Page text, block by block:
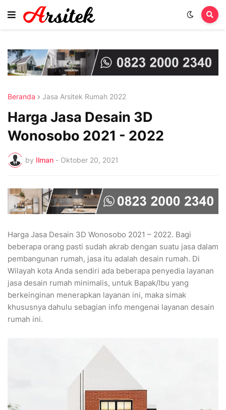
Beranda Jasa Arsitek Rumah 2022
Harga Jasa Desain 3D
Wonosobo 2021 - 2022
by Ilman - Oktober 20, 2021
Harga Jasa Desain 3D Wonosobo 2021 – 2022. Bagi
beberapa orang pasti sudah akrab dengan suatu jasa dalam
pembangunan rumah, jasa itu adalah desain rumah. Di
Wilayah kota Anda sendiri ada beberapa penyedia layanan
jasa desain rumah minimalis, untuk Bapak/Ibu yang
berkeinginan menerapkan layanan ini, maka simak
khususnya dahulu sebagian info mengenai layanan desain
rumah ini.